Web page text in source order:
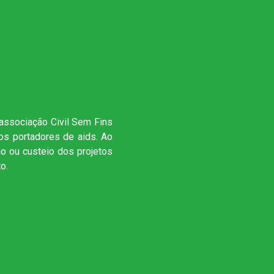
Civil Sem Fins
portadores de aids. Ao
ou custeio dos projetos